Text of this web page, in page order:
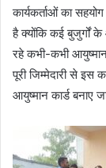
कार्यकर्ताओं का
है क्योंकि कई बुजुर्गों
रहे कभी-कभी
पूरी जिम्मेदारी से इस
आयुष्मान कार्ड बनाए